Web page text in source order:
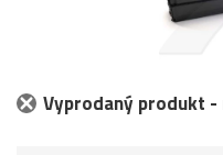
Vyprodaný produkt -